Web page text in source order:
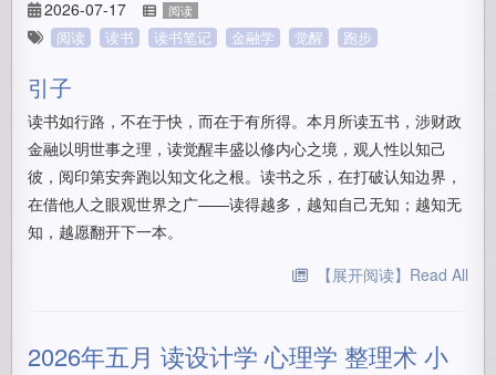
2026-07-17 阅读
阅读 读书 读书笔记 金融学 觉醒 跑步
引子
读书如行路，不在于快，而在于有所得。本月所读五书，涉财政
金融以明世事之理，读觉醒丰盛以修内心之境，观人性以知己
彼，阅印第安奔跑以知文化之根。读书之乐，在打破认知边界，
在借他人之眼观世界之广——读得越多，越知自己无知；越知无
知，越愿翻开下一本。
【展开阅读】Read All
2026年五月 读设计学 心理学 整理术 小